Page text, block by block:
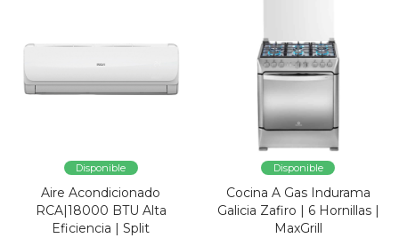
Disponible
Aire Acondicionado
RCA|18000 BTU Alta
Eficiencia | Split
Disponible
Cocina A Gas Indurama
Galicia Zafiro | 6 Hornillas |
MaxGrill